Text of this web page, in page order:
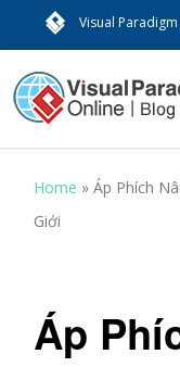
Visual
Home »Áp Phích
Giới
Áp